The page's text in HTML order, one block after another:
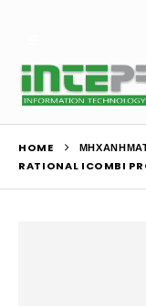
HOME
RATIONAL ICOMBI